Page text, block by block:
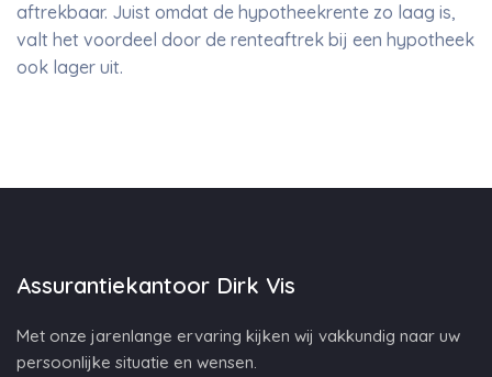
aftrekbaar. Juist omdat de hypotheekrente zo laag is,
valt het voordeel door de renteaftrek bij een hypotheek
ook lager uit.
Assurantiekantoor Dirk Vis
Met onze jarenlange ervaring kijken wij vakkundig naar uw
persoonlijke situatie en wensen.